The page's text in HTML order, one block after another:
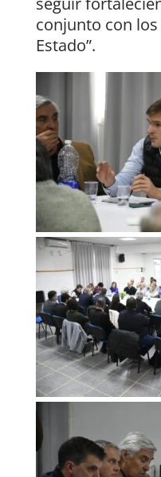
conjunto con
Estado”.